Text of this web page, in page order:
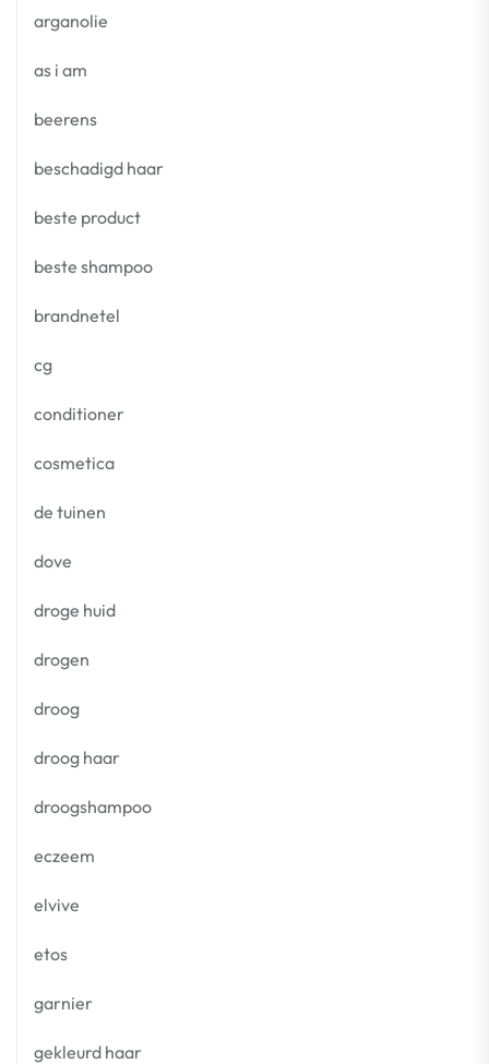
arganolie
as i am
beerens
beschadigd haar
beste product
beste shampoo
brandnetel
cg
conditioner
cosmetica
de tuinen
dove
droge huid
drogen
droog
droog haar
droogshampoo
eczeem
elvive
etos
garnier
gekleurd haar